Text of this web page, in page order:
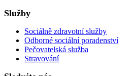
Služby
Sociálně zdravotní služby
Odborné sociální poradenství
Pečovatelská služba
Stravování